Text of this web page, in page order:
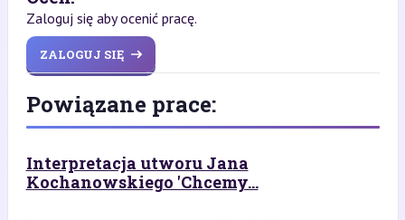
Zaloguj się aby ocenić pracę.
ZALOGUJ SIĘ
Powiązane prace:
Interpretacja utworu Jana
Kochanowskiego 'Chcemy...